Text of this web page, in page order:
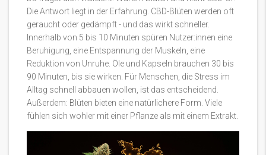
Die Antwort liegt in der Erfahrung. CBD-Blüten werden oft
geraucht oder gedämpft - und das wirkt schneller.
Innerhalb von 5 bis 10 Minuten spüren Nutzer:innen eine
Beruhigung, eine Entspannung der Muskeln, eine
Reduktion von Unruhe. Öle und Kapseln brauchen 30 bis
90 Minuten, bis sie wirken. Für Menschen, die Stress im
Alltag schnell abbauen wollen, ist das entscheidend.
Außerdem: Blüten bieten eine natürlichere Form. Viele
fühlen sich wohler mit einer Pflanze als mit einem Extrakt.